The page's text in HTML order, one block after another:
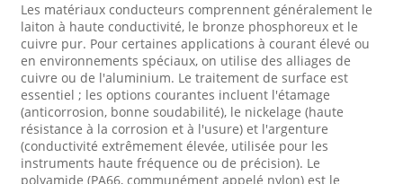
Les matériaux conducteurs comprennent généralement le
laiton à haute conductivité, le bronze phosphoreux et le
cuivre pur. Pour certaines applications à courant élevé ou
en environnements spéciaux, on utilise des alliages de
cuivre ou de l'aluminium. Le traitement de surface est
essentiel ; les options courantes incluent l'étamage
(anticorrosion, bonne soudabilité), le nickelage (haute
résistance à la corrosion et à l'usure) et l'argenture
(conductivité extrêmement élevée, utilisée pour les
instruments haute fréquence ou de précision). Le
polyamide (PA66, communément appelé nylon) est le